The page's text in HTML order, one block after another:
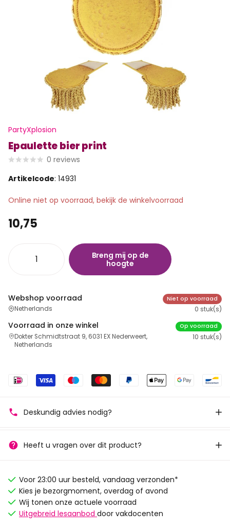
PartyXplosion
Epaulette bier print
0 reviews
Artikelcode: 14931
Online niet op voorraad, bekijk de winkelvoorraad
10,75
Breng mij op de
hoogte
Webshop voorraad
Netherlands
Niet op voorraad
0 stuk(s)
Voorraad in onze winkel
Dokter Schmidtstraat 9, 6031 EX Nederweert,
Netherlands
Op voorraad
10 stuk(s)
Deskundig advies nodig?
Heeft u vragen over dit product?
Voor 23:00 uur besteld, vandaag verzonden*
Kies je bezorgmoment, overdag of avond
Wij tonen onze actuele voorraad
Uitgebreid lesaanbod door vakdocenten